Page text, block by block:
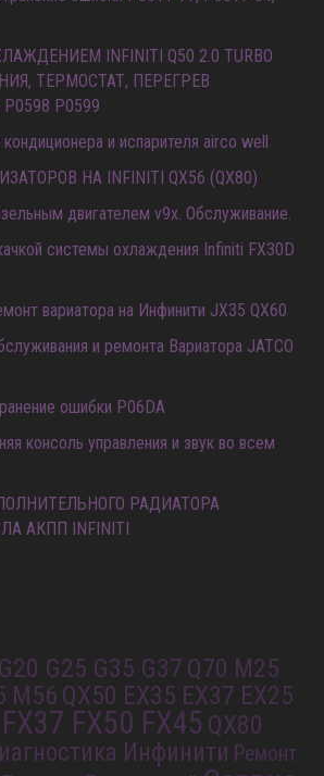
ошибки Р0011-77, P0017-64,
INFINITI Q50 2.0 TURBO
ТЕРМОСТАТ, ПЕРЕГРЕВ
НА INFINITI QX56 (QX80)
системы охлаждения Infiniti FX30D
и ремонта Вариатора JATCO
консоль управления и звук во всем
РАДИАТОРА
G25 G35 G37 Q70 M25
M56QX50 EX35 EX37 EX25
FX50 FX45QX80
Инфинити Ремонт